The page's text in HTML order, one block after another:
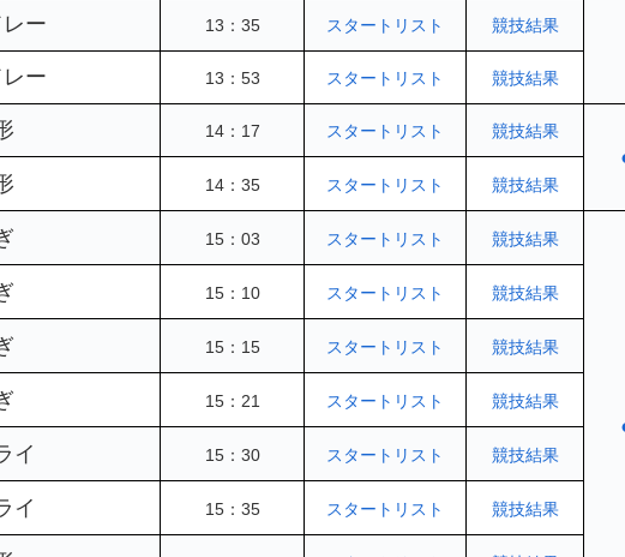
ー 13：35 スタートリスト 競技結果
ー 13：53 スタートリスト 競技結果
14：17 スタートリスト 競技結果
14：35 スタートリスト 競技結果
15：03 スタートリスト 競技結果
15：10 スタートリスト 競技結果
15：15 スタートリスト 競技結果
15：21 スタートリスト 競技結果
イ 15：30 スタートリスト 競技結果
イ 15：35 スタートリスト 競技結果